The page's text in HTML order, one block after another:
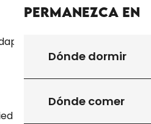
Permanezca en
Dónde dormir
Dónde comer
dans